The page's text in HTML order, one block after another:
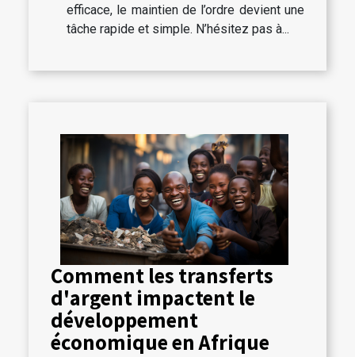
efficace, le maintien de l’ordre devient une
tâche rapide et simple. N’hésitez pas à...
Comment les transferts
d'argent impactent le
développement
économique en Afrique